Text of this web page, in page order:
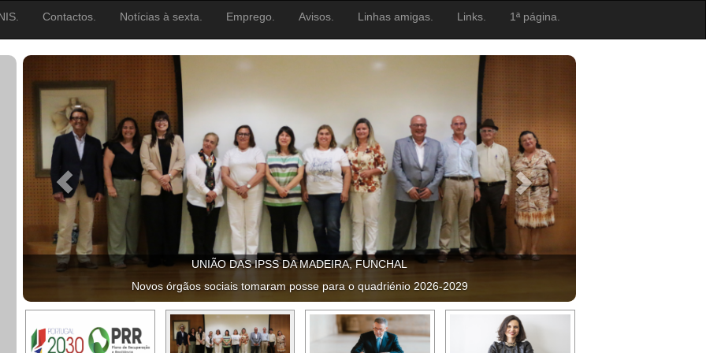
Contactos. Notícias à sexta. Emprego. Avisos. Linhas amigas. Links. 1ª página.
UNIÃO DAS IPSS DA MADEIRA, FUNCHAL
Novos órgãos sociais tomaram posse para o quadriénio 2026-2029